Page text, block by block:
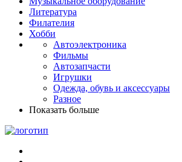
Литература
Филателия
Хобби
Автоэлектроника
Фильмы
Автозапчасти
Игрушки
Одежда, обувь и аксессуары
Разное
Показать больше